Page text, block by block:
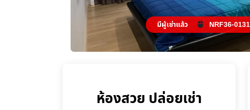
มีผู้เช่าแล้ว NRF36-0131
ห้องสวย ปล่อยเช่า